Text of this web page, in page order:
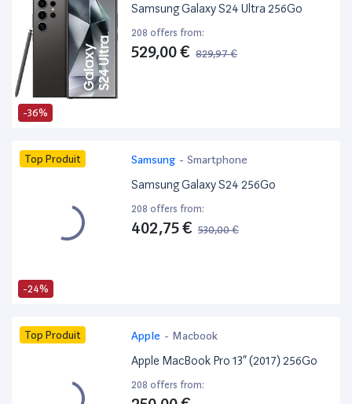
-36%
Samsung Galaxy S24 Ultra 256Go
208 offers from:
529,00 € 829,97 €
-24%
Top Produit Samsung - Smartphone
Samsung Galaxy S24 256Go
208 offers from:
402,75 € 530,00 €
Top Produit Apple - Macbook
Apple MacBook Pro 13” (2017) 256Go
208 offers from: